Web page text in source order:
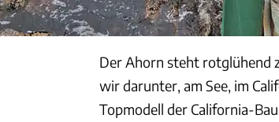
Der Ahorn steht rotglühend
wir darunter, am See, im
Topmodell der California-